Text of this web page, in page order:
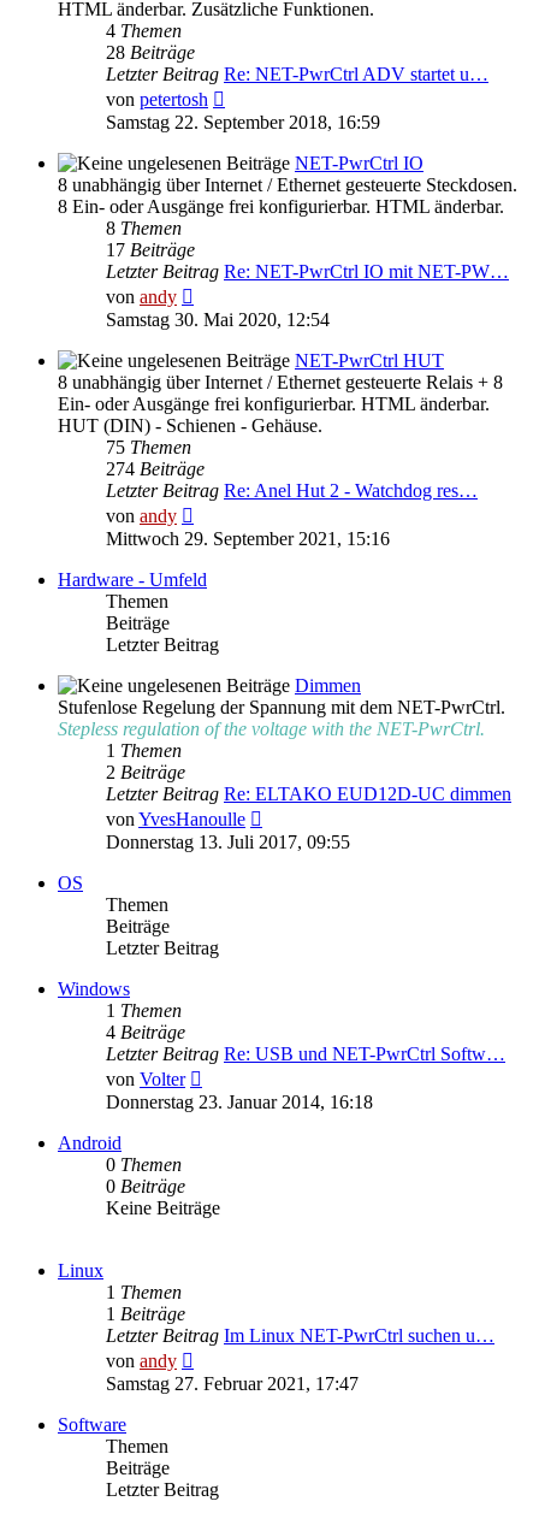
HTML änderbar. Zusätzliche Funktionen.
4 Themen
28 Beiträge
Letzter Beitrag Re: NET-PwrCtrl ADV startet u…
von petertosh
Beitrag
Samstag 22. September 2018, 16:59
NET-PwrCtrl IO
8 unabhängig über Internet / Ethernet gesteuerte Steckdosen.
8 Ein- oder Ausgänge frei konfigurierbar. HTML änderbar.
8 Themen
17 Beiträge
Letzter Beitrag Re: NET-PwrCtrl IO mit NET-PW…
von andy
Beitrag
Samstag 30. Mai 2020, 12:54
NET-PwrCtrl HUT
8 unabhängig über Internet / Ethernet gesteuerte Relais + 8
Ein- oder Ausgänge frei konfigurierbar. HTML änderbar.
HUT (DIN) - Schienen - Gehäuse.
75 Themen
274 Beiträge
Letzter Beitrag Re: Anel Hut 2 - Watchdog res…
von andy
Beitrag
Mittwoch 29. September 2021, 15:16
Hardware - Umfeld
Themen
Beiträge
Letzter Beitrag
Dimmen
Stufenlose Regelung der Spannung mit dem NET-PwrCtrl.
Stepless regulation of the voltage with the NET-PwrCtrl.
1 Themen
2 Beiträge
Letzter Beitrag Re: ELTAKO EUD12D-UC dimmen
vonYvesHanoulle
Beitrag
Donnerstag 13. Juli 2017, 09:55
OS
Themen
Beiträge
Letzter Beitrag
Windows
1 Themen
4 Beiträge
Letzter Beitrag Re: USB und NET-PwrCtrl Softw…
von Volter
Beitrag
Donnerstag 23. Januar 2014, 16:18
Android
0 Themen
0 Beiträge
Keine Beiträge
Linux
1 Themen
1 Beiträge
Letzter Beitrag Im Linux NET-PwrCtrl suchen u…
von andy
Beitrag
Samstag 27. Februar 2021, 17:47
Software
Themen
Beiträge
Letzter Beitrag